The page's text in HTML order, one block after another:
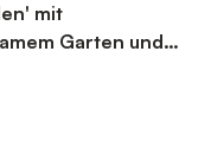
mit
Garten und